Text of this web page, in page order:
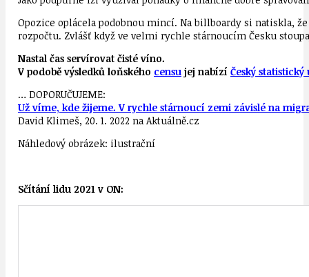
Opozice oplácela podobnou mincí. Na billboardy si natiskla,
rozpočtu. Zvlášť když ve velmi rychle stárnoucím Česku
Nastal čas servírovat čisté víno.
V podobě výsledků loňského censujej nabízí Český statistický
… DOPORUČUJEME:
Už víme, kde žijeme. V rychle stárnoucí zemi závislé na
David Klimeš, 20. 1. 2022 na Aktuálně.cz
Náhledový obrázek: ilustrační
Sčítání lidu 2021 v ON: